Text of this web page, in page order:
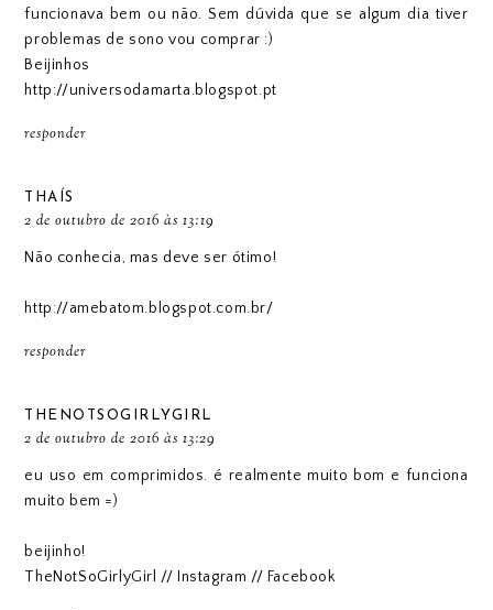
funcionava bem ou não. Sem dúvida que se algum dia tiver
problemas de sono vou comprar :)
Beijinhos
http://universodamarta.blogspot.pt
responder
THAÍS
2 de outubro de 2016 às 13:19
Não conhecia, mas deve ser ótimo!
http://amebatom.blogspot.com.br/
responder
THENOTSOGIRLYGIRL
2 de outubro de 2016 às 13:29
eu uso em comprimidos. é realmente muito bom e funciona
muito bem =)
beijinho!
TheNotSoGirlyGirl // Instagram // Facebook